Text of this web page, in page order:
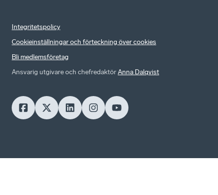
Integritetspolicy
Cookieinställningar och förteckning över cookies
Bli medlemsföretag
Ansvarig utgivare och chefredaktörAnna Dalqvist